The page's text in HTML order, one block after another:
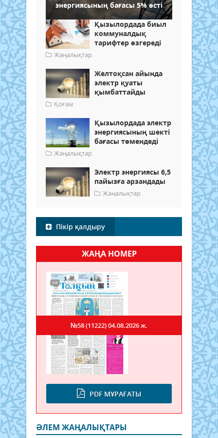
энергиясының бағасы 5% өсті
Қызылордада биыл
коммуналдық
тарифтер өзгереді
Жаңалықтар
Желтоқсан айында
электр қуаты
қымбаттайды
Қоғам
Қызылордада электр
энергиясының шекті
бағасы төмендеді
Жаңалықтар
Электр энергиясы 6,5
пайызға арзандады
Жаңалықтар
Пікір қалдыру
ЖАҢА НОМЕР
PDF МҰРАҒАТЫ
№58 (11222)04.08.2026 ж.
ӘЛЕМ ЖАҢАЛЫҚТАРЫ